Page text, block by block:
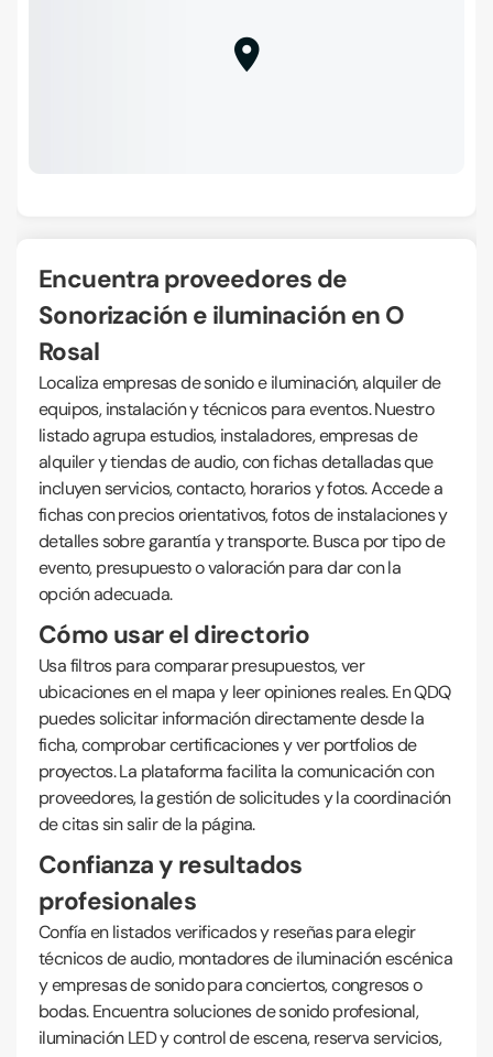
Encuentra proveedores de
Sonorización e iluminación en O
Rosal
Localiza empresas de sonido e iluminación, alquiler de
equipos, instalación y técnicos para eventos. Nuestro
listado agrupa estudios, instaladores, empresas de
alquiler y tiendas de audio, con fichas detalladas que
incluyen servicios, contacto, horarios y fotos. Accede a
fichas con precios orientativos, fotos de instalaciones y
detalles sobre garantía y transporte. Busca por tipo de
evento, presupuesto o valoración para dar con la
opción adecuada.
Cómo usar el directorio
Usa filtros para comparar presupuestos, ver
ubicaciones en el mapa y leer opiniones reales. En QDQ
puedes solicitar información directamente desde la
ficha, comprobar certificaciones y ver portfolios de
proyectos. La plataforma facilita la comunicación con
proveedores, la gestión de solicitudes y la coordinación
de citas sin salir de la página.
Confianza y resultados
profesionales
Confía en listados verificados y reseñas para elegir
técnicos de audio, montadores de iluminación escénica
y empresas de sonido para conciertos, congresos o
bodas. Encuentra soluciones de sonido profesional,
iluminación LED y control de escena, reserva servicios,